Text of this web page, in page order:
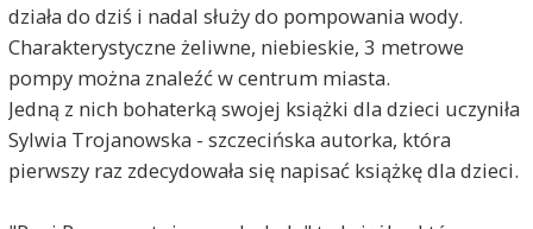
działa do dziś i nadal służy do pompowania wody.
Charakterystyczne żeliwne, niebieskie, 3 metrowe
pompy można znaleźć w centrum miasta.
Jedną z nich bohaterką swojej książki dla dzieci uczyniła
Sylwia Trojanowska - szczecińska autorka, która
pierwszy raz zdecydowała się napisać książkę dla dzieci.